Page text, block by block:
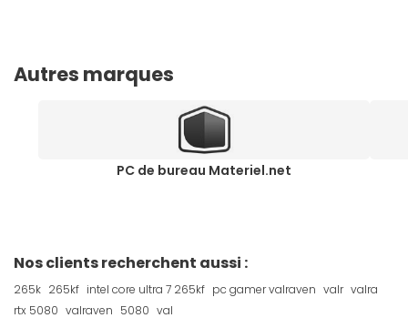
Autres marques
PC de bureau Materiel.net
Nos clients recherchent aussi :
265k 265kf intel core ultra 7 265kf pc gamer valraven valr valra
rtx 5080 valraven 5080 val